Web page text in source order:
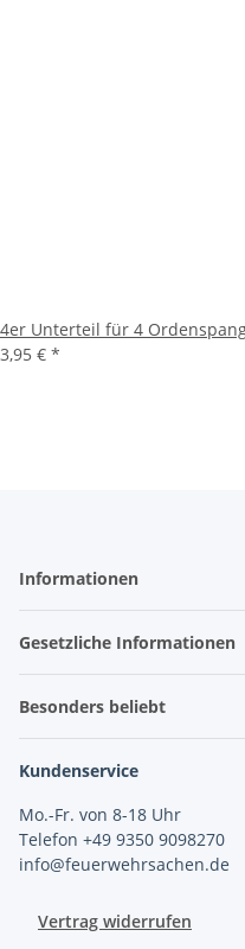
4er Unterteil für 4
3,95 € *
Informationen
Gesetzliche Informationen
Besonders beliebt
Kundenservice
Mo.-Fr. von 8-18 Uhr
Telefon +49 9350 9098270
info@feuerwehrsachen.de
Vertrag widerrufen